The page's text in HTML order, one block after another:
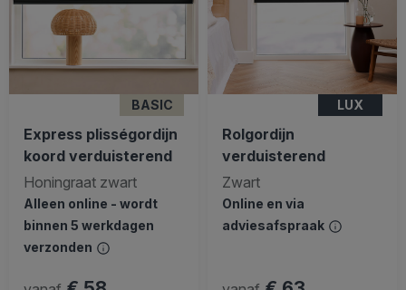
BASIC
Express plisségordijn
koord verduisterend
Honingraat zwart
Alleen online - wordt
binnen 5 werkdagen
verzonden
LUX
Rolgordijn
verduisterend
Zwart
Online en via
adviesafspraak